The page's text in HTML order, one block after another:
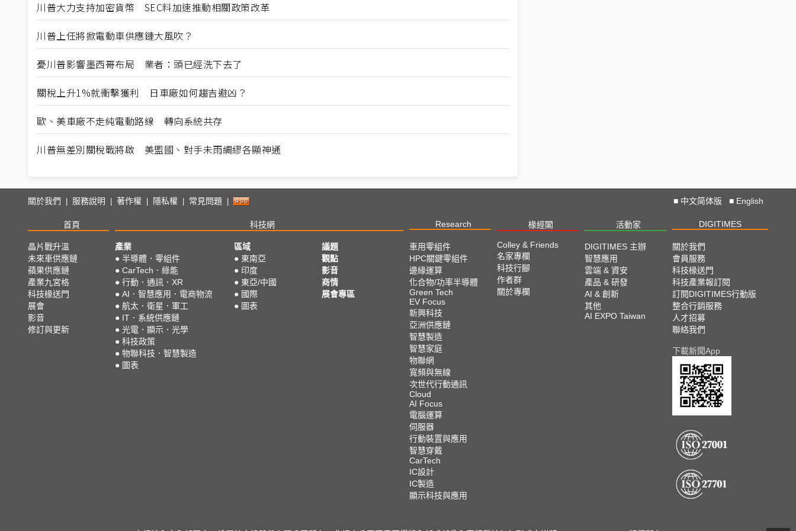
川普大力支持加密貨幣 SEC料加速推動相關政策改革
川普上任將掀電動車供應鏈大風吹？
憂川普影響墨西哥布局 業者：頭已經洗下去了
關稅上升1%就衝擊獲利 日車廠如何趨吉避凶？
歐、美車廠不走純電動路線 轉向系統共存
川普無差別關稅戰將啟 美盟國、對手未雨綢繆各顯神通
關於我們 服務說明 著作權 隱私權 常見問題 ■ 中文简体版 ■ English
首頁 科技網 Research 椽經閣 活動家 DIGITIMES
晶片戰升溫
未來車供應鏈
蘋果供應鏈
產業九宮格
科技椽送門
展會
影音
修訂與更新
產業
● 半導體．零組件
● CarTech．綠能
● 行動．通訊．XR
● AI．智慧應用．電商物流
● 航太．衛星．軍工
● IT．系統供應鏈
● 光電．顯示．光學
● 科技政策
● 物聯科技．智慧製造
● 圖表
區域
● 東南亞
● 印度
● 東亞/中國
● 國際
● 圖表
議題
觀點
影音
商情
展會專區
車用零組件
HPC關鍵零組件
邊緣運算
化合物/功率半導體
Green Tech
EV Focus
新興科技
亞洲供應鏈
智慧製造
智慧家庭
物聯網
寬頻與無線
次世代行動通訊
Cloud
AI Focus
電腦運算
伺服器
行動裝置與應用
智慧穿戴
CarTech
IC設計
IC製造
顯示科技與應用
Colley & Friends
名家專欄
科技行腳
作者群
關於專欄
DIGITIMES 主辦
智慧應用
雲端 & 資安
產品 & 研發
AI & 創新
其他
AI EXPO Taiwan
關於我們
會員服務
科技椽送門
科技產業報訂閱
訂閱DIGITIMES行動版
整合行銷服務
人才招募
聯絡我們
下載新聞App